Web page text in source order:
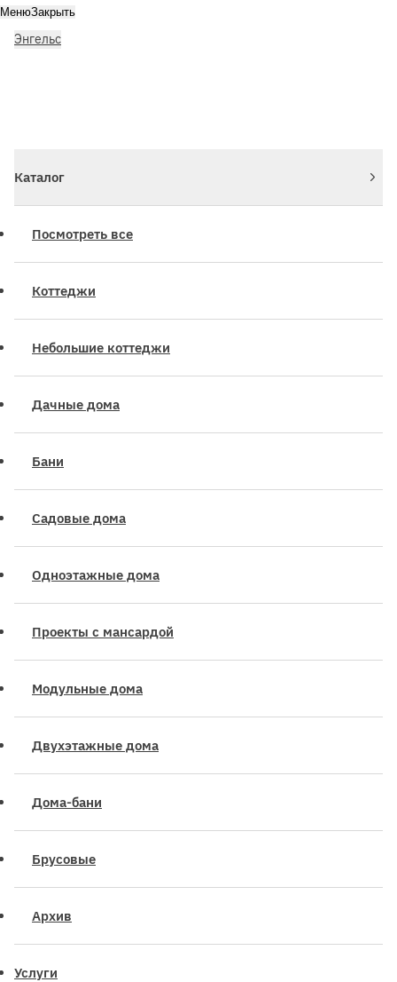
Энгельс
МенюЗакрыть
Каталог
Посмотреть все
Коттеджи
Небольшие коттеджи
Дачные дома
Бани
Садовые дома
Одноэтажные дома
Проекты с мансардой
Модульные дома
Двухэтажные дома
Дома-бани
Брусовые
Архив
Услуги